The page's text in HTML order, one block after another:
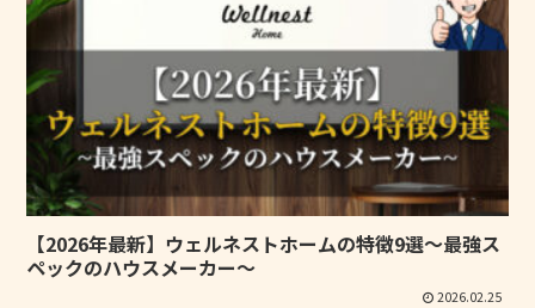
【2026年最新】ウェルネストホームの特徴9選～最強ス
ペックのハウスメーカー～
2026.02.25